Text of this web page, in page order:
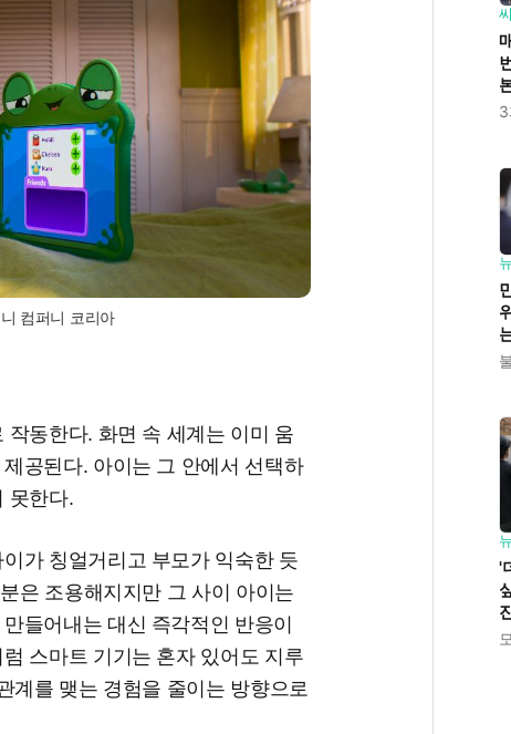
컴퍼니 코리아
동한다. 화면 속 세계는 이미 움
공된다. 아이는 그 안에서 선택하
못한다.
가 칭얼거리고 부모가 익숙한 듯
은 조용해지지만 그 사이 아이는
들어내는 대신 즉각적인 반응이
스마트 기기는 혼자 있어도 지루
계를 맺는 경험을 줄이는 방향으로
'